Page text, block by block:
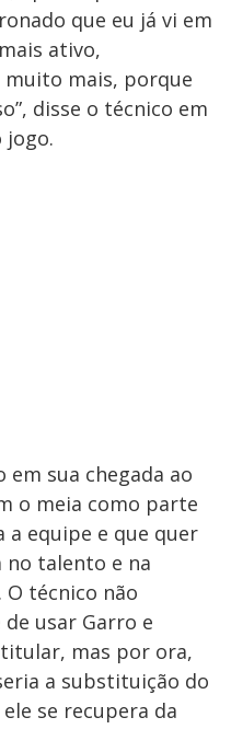
que eu já vi em
ativo,
mais, porque
disse o técnico em
jogo.
em sua chegada ao
o meia como parte
a equipe e que quer
no talento e na
técnico não
usar Garro e
mas por ora,
a substituição do
se recupera da